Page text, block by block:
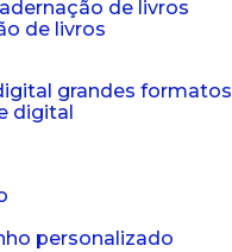
de livros
de livros
grandes formatos
digital
personalizado